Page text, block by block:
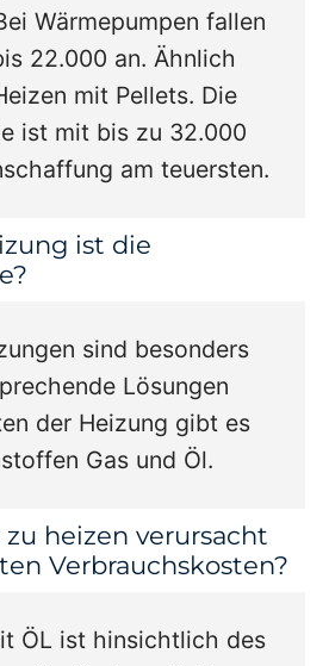
Wärmepumpen fallen
22.000 an. Ähnlich
mit Pellets. Die
ist mit bis zu 32.000
am teuersten.
ist die
sind besonders
Lösungen
der Heizung gibt es
Gas und Öl.
heizen verursacht
Verbrauchskosten?
ÖL ist hinsichtlich des